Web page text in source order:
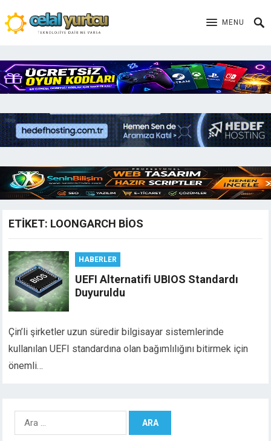
MENU
ETIKET: LOONGARCH BIOS
HABERLER
UEFI Alternatifi UBIOS Standardı
Duyuruldu
Çin’li şirketler uzun süredir bilgisayar sistemlerinde
kullanılan UEFI standardına olan bağımlılığını bitirmek için
önemli…
Arama: